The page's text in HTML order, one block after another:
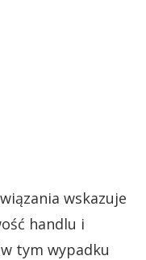
wskazuje
handlu i
tym wypadku